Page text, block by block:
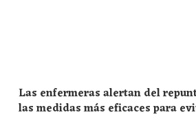
Las enfermeras alertan del
las medidas más eficaces para